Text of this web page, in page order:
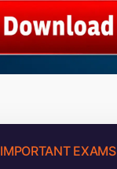
IMPORTANT EXAMS